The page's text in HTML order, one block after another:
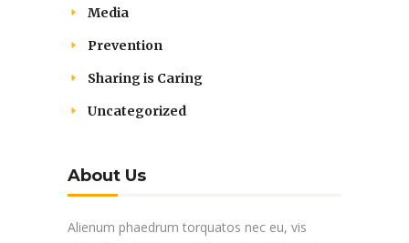
Media
Prevention
Sharing is Caring
Uncategorized
About Us
Alienum phaedrum torquatos nec eu, vis